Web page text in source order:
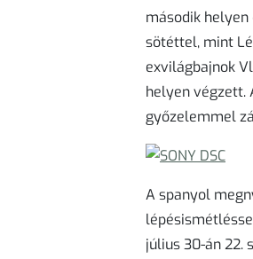
második
sötéttel, mint
exvilágbajnok
helyen végzett.
győzelemmel
A spanyol
július 30-án 22.